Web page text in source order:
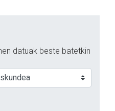
datuak beste batetkin